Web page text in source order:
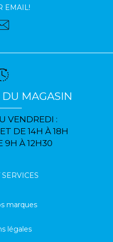
EMAIL!
MAGASIN
VENDREDI :
DE 14H À 18H
9H À 12H30
marques
légales